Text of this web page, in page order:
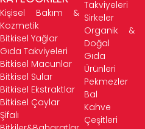
Kişisel Bakım &
Kozmetik
Bitkisel Yağlar
Gıda Takviyeleri
Bitkisel Macunlar
Bitkisel Sular
Bitkisel Ekstraktlar
Bitkisel Çaylar
Şifalı
Takviyeleri
Sirkeler
Organik &
Doğal
Gıda
Ürünleri
Pekmezler
Bal
Kahve
Çeşitleri